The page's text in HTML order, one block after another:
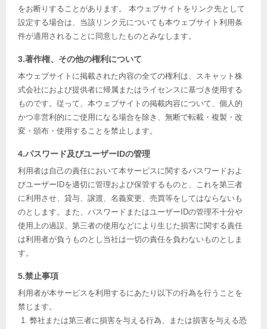
をお断りすることがあります。 本ウェブサイトをリンク先として
設定する場合は、当該リンク元についても本ウェブサイト利用条
件が適用されることに同意したものとみなします。
3.著作権、その他の権利について
本ウェブサイトに掲載された内容の全ての権利は、スキャット株
式会社におよび提供者に帰属またはライセンスに基づき使用する
ものです。従って、本ウェブサイトの掲載内容について、個人的
かつ非営利的にご使用になる場合を除き、無断で転載・複製・改
変・頒布・使用することを禁止します。
4.パスワード及びユーザーIDの管理
利用者は自己の責任において本サービスに関するパスワードおよ
びユーザーIDを適切に管理および保管するものと、これを第三者
に利用させ、貸与、譲渡、名義変更、売買等をしてはならないも
のとします。また、パスワードまたはユーザーIDの管理不十分や
使用上の過誤、第三者の使用などにより生じた損害に関する責任
は利用者が負うものとし当社は一切の責任を負わないものとしま
す。
5.禁止事項
利用者が本サービスを利用するにあたり以下の行為を行うことを
禁じます。
弊社または第三者に損害を与える行為、または損害を与える恐